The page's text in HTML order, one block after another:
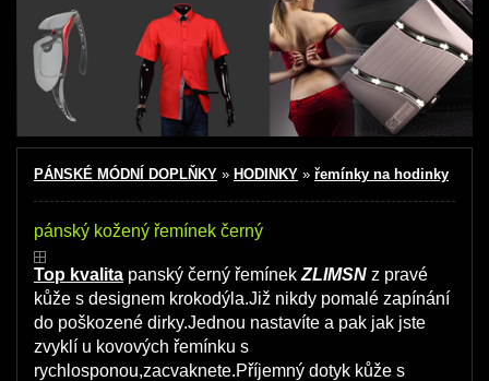
PÁNSKÉ MÓDNÍ DOPLŇKY » HODINKY » řemínky na hodinky
pánský kožený řemínek černý
Top kvalita panský černý řemínek ZLIMSN z pravé
kůže s designem krokodýla.Již nikdy pomalé zapínání
do poškozené dirky.Jednou nastavíte a pak jak jste
zvyklí u kovových řemínku s
rychlosponou,zacvaknete.Příjemný dotyk kůže s